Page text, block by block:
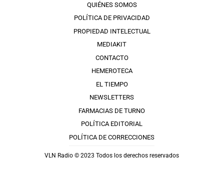
QUIÉNES SOMOS
POLÍTICA DE PRIVACIDAD
PROPIEDAD INTELECTUAL
MEDIAKIT
CONTACTO
HEMEROTECA
EL TIEMPO
NEWSLETTERS
FARMACIAS DE TURNO
POLÍTICA EDITORIAL
POLÍTICA DE CORRECCIONES
VLN Radio © 2023 Todos los derechos reservados